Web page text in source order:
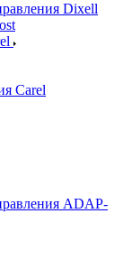
Dixell
Carel
ADAP-